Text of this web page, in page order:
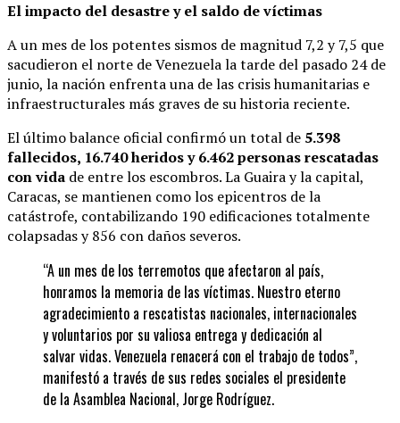
El impacto del desastre y el saldo de víctimas
A un mes de los potentes sismos de magnitud 7,2 y 7,5 que
sacudieron el norte de Venezuela la tarde del pasado 24 de
junio, la nación enfrenta una de las crisis humanitarias e
infraestructurales más graves de su historia reciente.
El último balance oficial confirmó un total de 5.398
fallecidos, 16.740 heridos y 6.462 personas rescatadas
con vida de entre los escombros. La Guaira y la capital,
Caracas, se mantienen como los epicentros de la
catástrofe, contabilizando 190 edificaciones totalmente
colapsadas y 856 con daños severos.
“A un mes de los terremotos que afectaron al país,
honramos la memoria de las víctimas. Nuestro eterno
agradecimiento a rescatistas nacionales, internacionales
y voluntarios por su valiosa entrega y dedicación al
salvar vidas. Venezuela renacerá con el trabajo de todos”,
manifestó a través de sus redes sociales el presidente
de la Asamblea Nacional, Jorge Rodríguez.